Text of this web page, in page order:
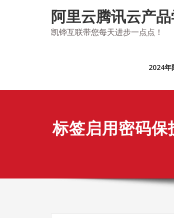
阿里云腾讯云产
凯铧互联带您每天进步一点点！
2024
标签启用密码保